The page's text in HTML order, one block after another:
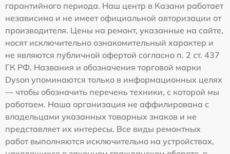
гарантийного периода. Наш центр в Казани работает
независимо и не имеет официальной авторизации от
производителя. Цены на ремонт, указанные на сайте,
носят исключительно ознакомительный характер и
не являются публичной офертой согласно п. 2 ст. 437
ГК РФ. Названия и обозначения торговой марки
Dyson упоминаются только в информационных целях
— чтобы обозначить перечень техники, с которой мы
работаем. Наша организация не аффилирована с
владельцами указанных товарных знаков и не
представляет их интересы. Все виды ремонтных
работ выполняются исключительно на устройствах,